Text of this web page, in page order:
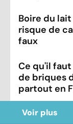
Boire du
risque de
faux
Ce qu'il
de briques
partout en
Voir plus